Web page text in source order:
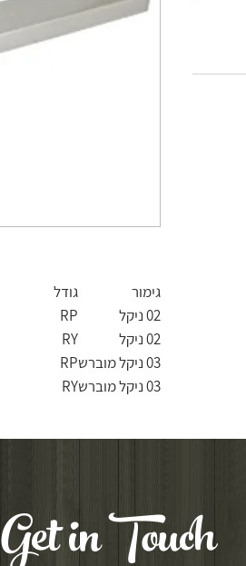
גימור
גודל
02 ניקל
RP
02 ניקל
RY
03 ניקל מוברש
RP
03 ניקל מוברש
RY
Get in Touch